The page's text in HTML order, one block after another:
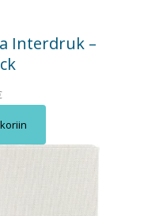
Interdruk –